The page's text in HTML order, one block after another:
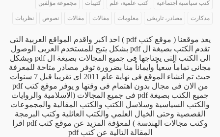
كتب سياسية اجتماعية كتب علمية، علم كتيبات مجموعة مؤلفين
مذكارت مصادر، تاريخى معلومات مفالات مقالات نصوص نظريات
يعد موقعنا ( موقع كتب pdf ) احد اكبر واقدم المواقع العربية التى
تقدم الكتب بصيغة ال pdf بشكل يتيح للمستخدم العربى الوصول
الى الكتب التى يحتاجها فى جميع المجالات بصيغة ال pdf وبشكل
مجانى تماماْ سعياْ وايماناْ منا بضرورة توفر مصادر متاحة للمعرفة
حيث تم انشاء الموقع فى نهاية عام 2011 اى تقريبا قبل 7 سنوات
من الان فى مجال بدون اهتمام فى وقتها و يوفر موقع كتب pdf
جميع الكتب بصيغة pdf فى جميع المجالات (الاسلامية والروايات
والكتب السياسية وسلاسل الكتب والكتب المقالية والمجموعات
القصصية وحتى الخيال العلمي والكتب العائلية وكتب البرمجة
وكتب مجالات الهندسة ) لمعؤفة المزيد عن موقع كتب pdf اقرا
المقالة التالية عن كتب pdf